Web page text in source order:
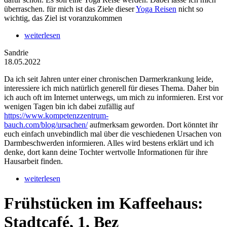
überraschen. für mich ist das Ziele dieserYoga Reisen nicht so
wichtig, das Ziel ist voranzukommen
weiterlesen
Sandrie
18.05.2022
Da ich seit Jahren unter einer chronischen Darmerkrankung leide,
interessiere ich mich natürlich generell für dieses Thema. Daher bin
ich auch oft im Internet unterwegs, um mich zu informieren. Erst vor
wenigen Tagen bin ich dabei zufällig auf
https://www.kompetenzzentrum-
bauch.com/blog/ursachen/aufmerksam geworden. Dort könntet ihr
euch einfach unvebindlich mal über die veschiedenen Ursachen von
Darmbeschwerden informieren. Alles wird bestens erklärt und ich
denke, dort kann deine Tochter wertvolle Informationen für ihre
Hausarbeit finden.
weiterlesen
Frühstücken im Kaffeehaus:
Stadtcafé, 1. Bez